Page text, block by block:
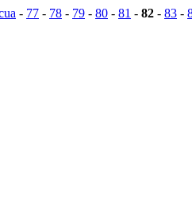
- 77 - 78 - 79 - 80 - 81 - 82 - 83 -